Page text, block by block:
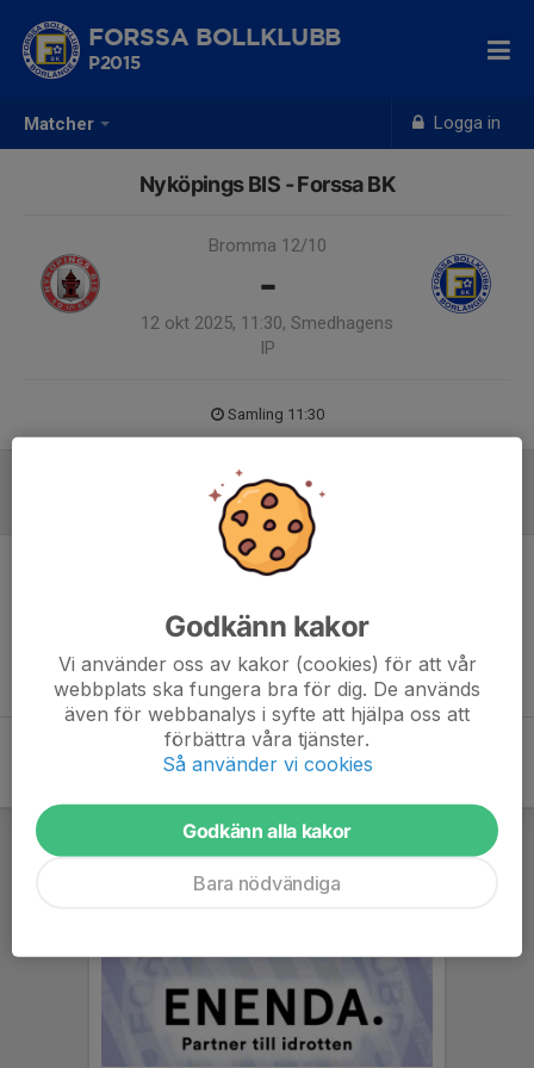
Matcher Logga in
FORSSA BOLLKLUBB
P2015
Nyköpings BIS - Forssa BK
Bromma 12/10
-
12 okt 2025, 11:30, Smedhagens
IP
Samling 11:30
Godkänn kakor
Vi använder oss av kakor (cookies) för att vår
webbplats ska fungera bra för dig. De används
även för webbanalys i syfte att hjälpa oss att
förbättra våra tjänster.
Så använder vi cookies
Godkänn alla kakor
Bara nödvändiga